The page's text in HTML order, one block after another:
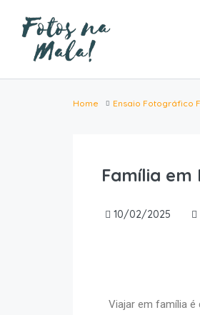
Home Ensaio Fotográfico
Família em
10/02/2025
Viajar em família